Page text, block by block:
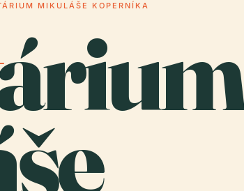
MIKULÁŠE KOPERNÍKA